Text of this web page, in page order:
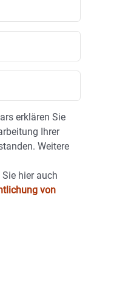
erklären Sie
Ihrer
Weitere
hier auch
von